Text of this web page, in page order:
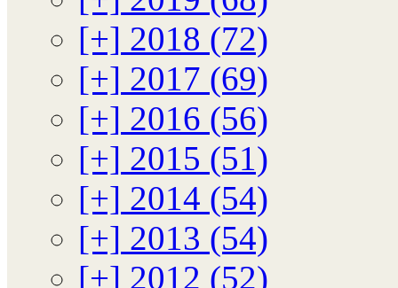
[+] 2018 (72)
[+] 2017 (69)
[+] 2016 (56)
[+] 2015 (51)
[+] 2014 (54)
[+] 2013 (54)
[+] 2012 (52)